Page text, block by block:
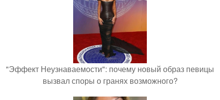
"Эффект Неузнаваемости": почему новый образ певицы
вызвал споры о гранях возможного?